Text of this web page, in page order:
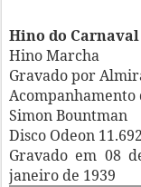
Hino do
Hino Marcha
Gravado por
Acompanhamento
Simon Bountman
Disco Odeon
Gravado em 08
janeiro de 1939